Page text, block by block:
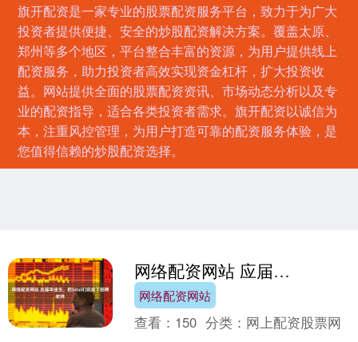
旗开配资是一家专业的股票配资服务平台，致力于为广大
投资者提供便捷、安全的炒股配资解决方案。覆盖太原、
郑州等多个地区，平台整合丰富的资源，为用户提供线上
配资服务，助力投资者高效实现资金杠杆，扩大投资收
益。网站提供全面的股票配资资讯、市场动态分析以及专
业的配资指导，适合各类投资者需求。旗开配资以诚信为
本，注重风控管理，为用户打造可靠的配资服务体验，是
您值得信赖的炒股配资选择。
网络配资网站 应届毕业生，把Soul们玩成了招聘软件
网络配资网站
查看： 150 分类： 网上配资股票网